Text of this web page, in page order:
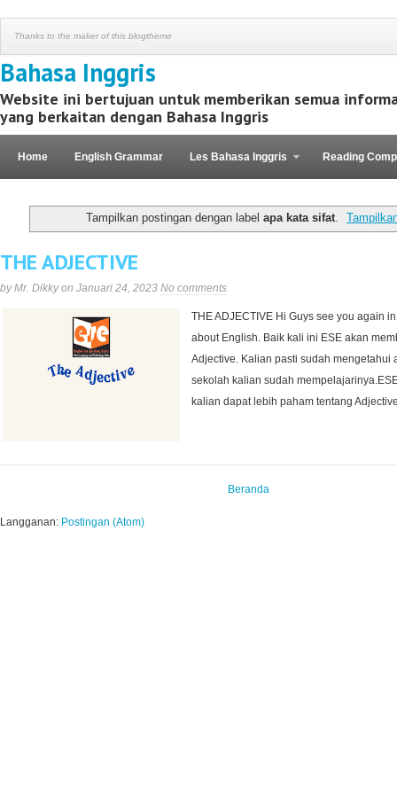
Thanks to the maker of this blogtheme
Bahasa Inggris
Website ini bertujuan untuk memberikan semua
yang berkaitan dengan Bahasa Inggris
Home English Grammar Les Bahasa Inggris Reading
Tampilkan postingan dengan label apa kata sifat.
THE ADJECTIVE
by Mr. Dikky on Januari 24, 2023 No comments
THE ADJECTIVE Hi Guys see you again
about English. Baik kali ini ESE akan
Adjective. Kalian pasti sudah mengetahui
sekolah kalian sudah
kalian dapat lebih paham tentang
Beranda
Langganan: Postingan (Atom)